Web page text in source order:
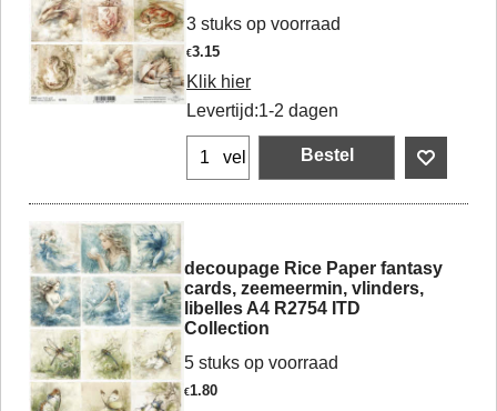
3 stuks op voorraad
€3.15
Klik hier
Levertijd:1-2 dagen
vel Bestel
decoupage Rice Paper fantasy
cards, zeemeermin, vlinders,
libelles A4 R2754 ITD
Collection
5 stuks op voorraad
€1.80